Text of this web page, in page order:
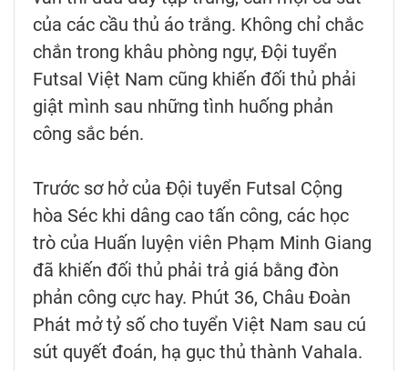
của các cầu thủ áo trắng. Không chỉ chắc
chắn trong khâu phòng ngự, Đội tuyển
Futsal Việt Nam cũng khiến đối thủ phải
giật mình sau những tình huống phản
công sắc bén.
Trước sơ hở của Đội tuyển Futsal Cộng
hòa Séc khi dâng cao tấn công, các học
trò của Huấn luyện viên Phạm Minh Giang
đã khiến đối thủ phải trả giá bằng đòn
phản công cực hay. Phút 36, Châu Đoàn
Phát mở tỷ số cho tuyển Việt Nam sau cú
sút quyết đoán, hạ gục thủ thành Vahala.